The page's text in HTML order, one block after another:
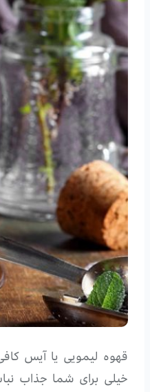
قهوه لیمویی یا آیس
خیلی برای شما جذاب